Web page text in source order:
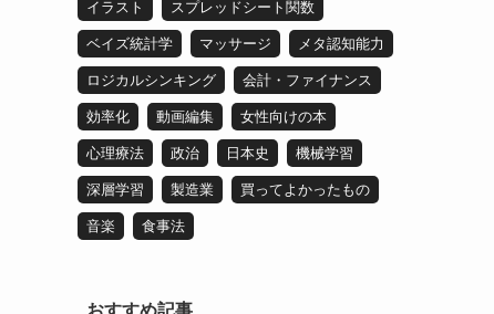
イラスト スプレッドシート関数
ベイズ統計学 マッサージ メタ認知能力
ロジカルシンキング 会計・ファイナンス
効率化 動画編集 女性向けの本
心理療法 政治 日本史 機械学習
深層学習 製造業 買ってよかったもの
音楽 食事法
おすすめ記事